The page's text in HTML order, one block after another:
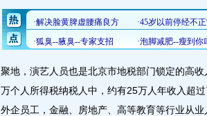
聚地，演艺人员也是北京市地税部门锁定的高
万个人所得税纳税人中，约有25万人年收入超
外企员工，金融、房地产、高等教育等行业从业